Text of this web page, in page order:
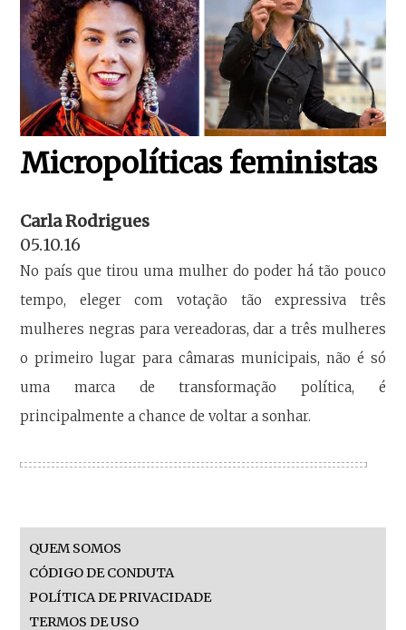
Micropolíticas feministas
Carla Rodrigues
05.10.16
No país que tirou uma mulher do poder há tão pouco
tempo, eleger com votação tão expressiva três
mulheres negras para vereadoras, dar a três mulheres
o primeiro lugar para câmaras municipais, não é só
uma marca de transformação política, é
principalmente a chance de voltar a sonhar.
QUEM SOMOS
CÓDIGO DE CONDUTA
POLÍTICA DE PRIVACIDADE
TERMOS DE USO